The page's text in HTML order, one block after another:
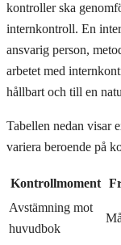
kontroller ska
internkontroll. En
ansvarig person,
arbetet med
hållbart och till en
Tabellen nedan visar
variera beroende på
Kontrollmoment
Avstämning mot
huvudbok